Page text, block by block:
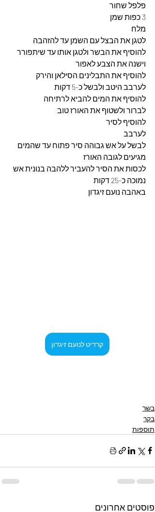
פלפל שחור
3 כפות שמן
מלח
לטגן את הבצל עם השמן עד להזהבה
להוסיף את הבשר ולטגן אותו עד שיתפורר
וישנה את הצבע לאפור
להוסיף את התבלינים הסילאן והירק
לערבב היטב ולבשל כ-5 דקות
להוסיף את המים להביא לרתיחה
לברור ולשטוף את האורז טוב
להוסיף לסיר
לערבב
לבשל על אש גבוהה סיר פתוח עד שהמים
מגיעים לגובה האורז
לכסות את הסיר להעביר ללהבה בנונית אש
נמוכה כ-25 דקות
באהבה נועם זיגדון
קרדיט לנועם זיגדון
בשר
בקר
תוספות
פוסטים אחרונים